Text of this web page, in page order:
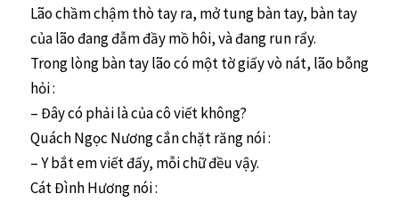
Lão chầm chậm thò tay ra, mở tung bàn tay, bàn tay
của lão đang đẫm đầy mồ hôi, và đang run rẩy.
Trong lòng bàn tay lão có một tờ giấy vò nát, lão bỗng
hỏi :
– Đây có phải là của cô viết không?
Quách Ngọc Nương cắn chặt răng nói :
– Y bắt em viết đấy, mỗi chữ đều vậy.
Cát Đình Hương nói :